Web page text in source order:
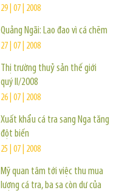
29 | 07 | 2008
Quảng Ngãi: Lao đao vì cá chẽm
27 | 07 | 2008
Thị trường thuỷ sản thế giới
quý II/2008
26 | 07 | 2008
Xuất khẩu cá tra sang Nga tăng
đột biến
25 | 07 | 2008
Mỹ quan tâm tới việc thu mua
lượng cá tra, ba sa còn dư của